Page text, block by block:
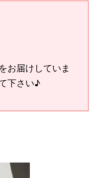
お届けしていま
下さい♪